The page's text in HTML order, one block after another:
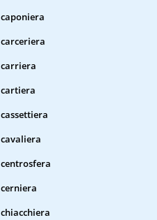
caponiera
carceriera
carriera
cartiera
cassettiera
cavaliera
centrosfera
cerniera
chiacchiera